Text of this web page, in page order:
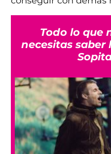
Todo lo que
necesitas saber